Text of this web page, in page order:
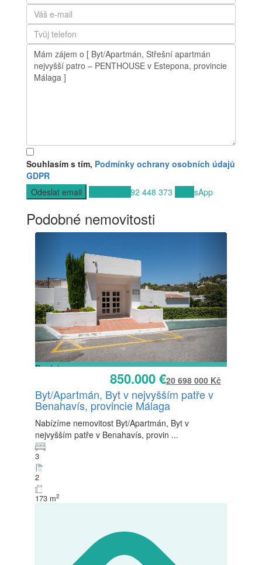
Souhlasím s tím, Podmínky ochrany osobních údajů
GDPR
+34 692 448 373 WhatsApp
Podobné nemovitosti
Prodej
850.000 €20 698 000 Kč
Byt/Apartmán, Byt v nejvyšším patře v
Benahavís, provincie Málaga
Nabízíme nemovitost Byt/Apartmán, Byt v
nejvyšším patře v Benahavís, provin ...
3
2
173 m2